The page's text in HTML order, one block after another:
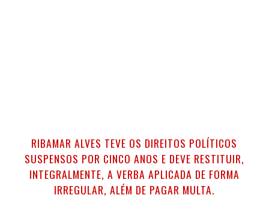
RIBAMAR ALVES TEVE OS DIREITOS POLÍTICOS
SUSPENSOS POR CINCO ANOS E DEVE RESTITUIR,
INTEGRALMENTE, A VERBA APLICADA DE FORMA
IRREGULAR, ALÉM DE PAGAR MULTA.